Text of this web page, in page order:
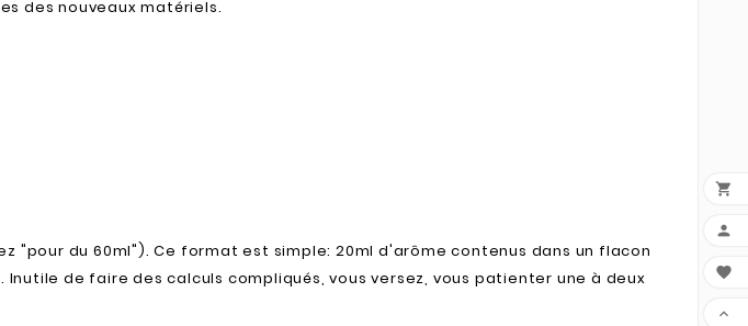
des nouveaux matériels.
du 60ml"). Ce format est simple: 20ml d'arôme contenus dans un flacon
de faire des calculs compliqués, vous versez, vous patienter une à deux



